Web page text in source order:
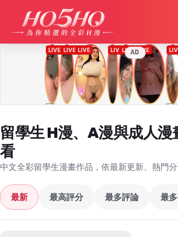
AD
留學生 H漫、A漫與成人漫
看
中文全彩留學生漫畫作品，依最新更新、熱門
最新 最高評分 最多評論 最